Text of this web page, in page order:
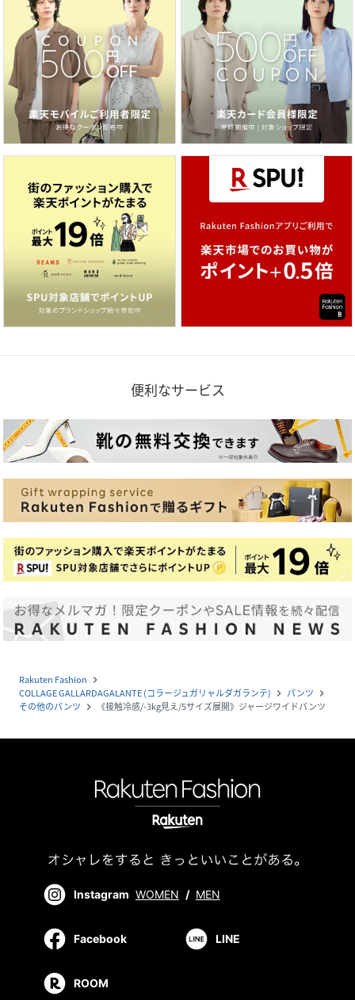
便利なサービス
Rakuten Fashion navigate_next
COLLAGE GALLARDAGALANTE (コラージュガリャルダガランテ) navigate_next パンツ navigate_next
その他のパンツ navigate_next 《接触冷感/-3kg見え/5サイズ展開》ジャージワイドパンツ
Instagram WOMEN / MEN
Facebook LINE
ROOM